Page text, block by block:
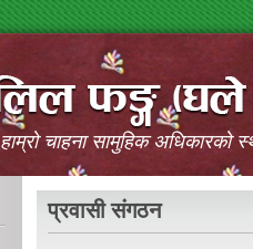
हाम्रो चाहना सामुहिक अधिकारको
प्रवासी संगठन